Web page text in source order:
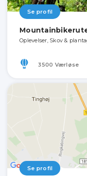
Se profil
Oplevelser, Skov &
3500 Værløse
Se profil